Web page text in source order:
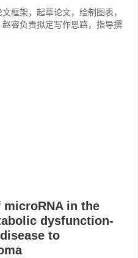
框架，起草论文，绘制图表，
睿负责拟定写作思路，指导撰
in the
dysfunction-
to